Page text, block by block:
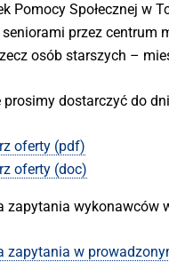
Pomocy Społecznej w
seniorami przez centrum
osób starszych –
prosimy dostarczyć do
oferty (pdf)
oferty (doc)
zapytania wykonawców
zapytania w